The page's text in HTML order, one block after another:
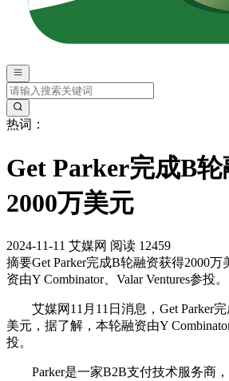
热词：
Get Parker完成B
2000万美元
2024-11-11 艾媒网 阅读 12459
摘要Get Parker完成B轮融资获得2000
资由Y Combinator、Valar Ventures参投。
艾媒网11月11日消息，Get Parker完
美元，据了解，本轮融资由Y
投。
Parker是一家B2B支付技术服务商，